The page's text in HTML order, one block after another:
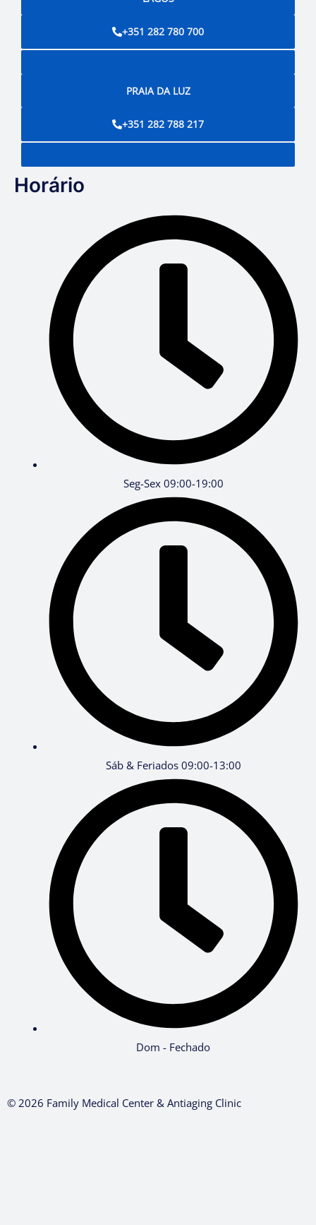
+351 282 780 700
PRAIA DA LUZ
+351 282 788 217
Horário
Seg-Sex 09:00-19:00
Sáb & Feriados 09:00-13:00
Dom - Fechado
© 2026 Family Medical Center & Antiaging Clinic